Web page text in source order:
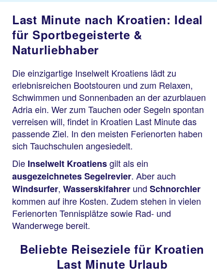
Last Minute nach Kroatien: Ideal
für Sportbegeisterte &
Naturliebhaber
Die einzigartige Inselwelt Kroatiens lädt zu
erlebnisreichen Bootstouren und zum Relaxen,
Schwimmen und Sonnenbaden an der azurblauen
Adria ein. Wer zum Tauchen oder Segeln spontan
verreisen will, findet in Kroatien Last Minute das
passende Ziel. In den meisten Ferienorten haben
sich Tauchschulen angesiedelt.
Die Inselwelt Kroatiensgilt als ein
ausgezeichnetes Segelrevier. Aber auch
Windsurfer, Wasserskifahrer und Schnorchler
kommen auf ihre Kosten. Zudem stehen in vielen
Ferienorten Tennisplätze sowie Rad- und
Wanderwege bereit.
Beliebte Reiseziele für Kroatien
Last Minute Urlaub